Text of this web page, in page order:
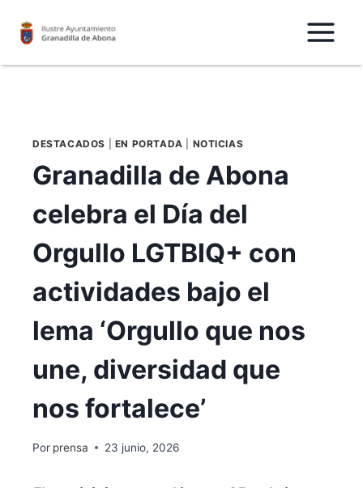
DESTACADOS EN PORTADA NOTICIAS
Granadilla de Abona
celebra el Día del
Orgullo LGTBIQ+ con
actividades bajo el
lema ‘Orgullo que nos
une, diversidad que
nos fortalece’
Por prensa 23 junio, 2026